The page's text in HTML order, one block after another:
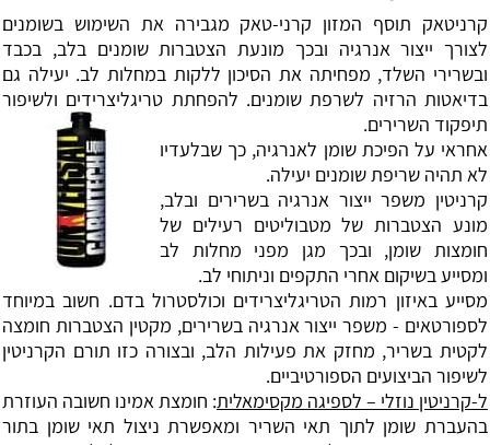
קרניטאק תוסף המזון קרני-טאק מגבירה את השימוש בשומנים
לצורך ייצור אנרגיה ובכך מונעת הצטברות שומנים בלב, בכבד
ובשרירי השלד, מפחיתה את הסיכון ללקות במחלות לב. יעילה גם
בדיאטות הרזיה לשרפת שומנים. להפחתת טריגליצרידים ולשיפור
תיפקוד השרירים.
אחראי על הפיכת שומן לאנרגיה, כך שבלעדיו
לא תהיה שריפת שומנים יעילה.
קרניטין משפר ייצור אנרגיה בשרירים ובלב,
מונע הצטברות של מטבוליטים רעילים של
חומצות שומן, ובכך מגן מפני מחלות לב
ומסייע בשיקום אחרי התקפים וניתוחי לב.
מסייע באיזון רמות הטריגליצרידים וכולסטרול בדם. חשוב במיוחד
לספורטאים - משפר ייצור אנרגיה בשרירים, מקטין הצטברות חומצה
לקטית בשריר, מחזק את פעילות הלב, ובצורה כזו תורם הקרניטין
לשיפור הביצועים הספורטיביים.
ל-קרניטין נוזלי – לספיגה מקסימאלית: חומצת אמינו חשובה העוזרת
בהעברת שומן לתוך תאי השריר ומאפשרת ניצול תאי שומן בתור